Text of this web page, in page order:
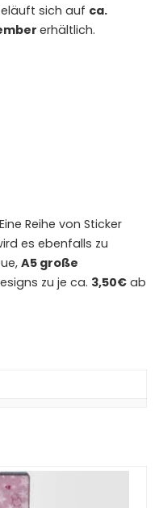
sich auf ca.
erhältlich.
Reihe von Sticker
es ebenfalls zu
A5 große
zu je ca. 3,50€ ab